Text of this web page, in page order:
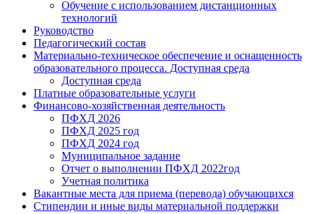
Обучение с использованием дистанционных
технологий
Руководство
Педагогический состав
Материально-техническое обеспечение и оснащенность
образовательного процесса. Доступная среда
Доступная среда
Платные образовательные услуги
Финансово-хозяйственная деятельность
ПФХД 2026
ПФХД 2025 год
ПФХД 2024 год
Муниципальное задание
Отчет о выполнении ПФХД 2022год
Учетная политика
Вакантные места для приема (перевода) обучающихся
Стипендии и иные виды материальной поддержки